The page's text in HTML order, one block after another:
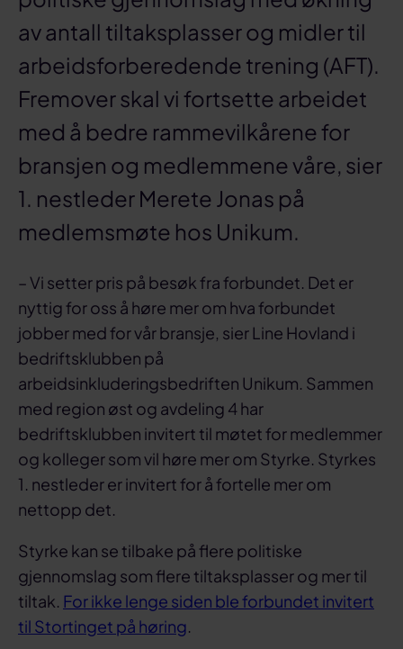
av antall tiltaksplasser og midler til
arbeidsforberedende trening (AFT).
Fremover skal vi fortsette arbeidet
med å bedre rammevilkårene for
bransjen og medlemmene våre, sier
1. nestleder Merete Jonas på
medlemsmøte hos Unikum.
– Vi setter pris på besøk fra forbundet. Det er
nyttig for oss å høre mer om hva forbundet
jobber med for vår bransje, sier Line Hovland i
bedriftsklubben på
arbeidsinkluderingsbedriften Unikum. Sammen
med region øst og avdeling 4 har
bedriftsklubben invitert til møtet for medlemmer
og kolleger som vil høre mer om Styrke. Styrkes
1. nestleder er invitert for å fortelle mer om
nettopp det.
Styrke kan se tilbake på flere politiske
gjennomslag som flere tiltaksplasser og mer til
tiltak. For ikke lenge siden ble forbundet invitert
til Stortinget på høring.